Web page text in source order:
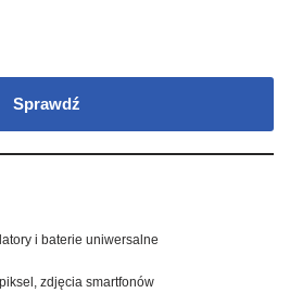
Sprawdź
i baterie uniwersalne
, zdjęcia smartfonów